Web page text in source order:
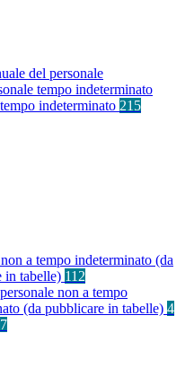
del personale
tempo indeterminato
indeterminato 215
a tempo indeterminato (da
in tabelle) 112
non a tempo
(da pubblicare in tabelle) 4
7